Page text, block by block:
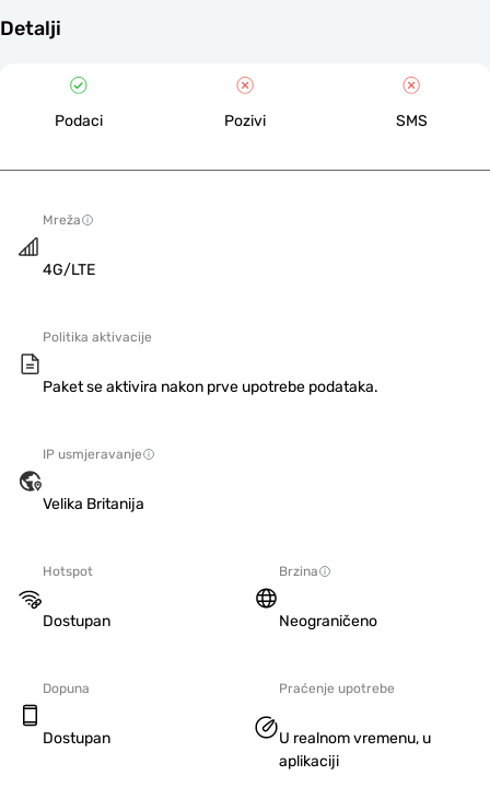
Detalji
Podaci Pozivi SMS
Mreža
4G/LTE
Politika aktivacije
Paket se aktivira nakon prve upotrebe podataka.
IP usmjeravanje
Velika Britanija
Hotspot
Dostupan
Brzina
Neograničeno
Dopuna
Dostupan
Praćenje upotrebe
U realnom vremenu, u
aplikaciji